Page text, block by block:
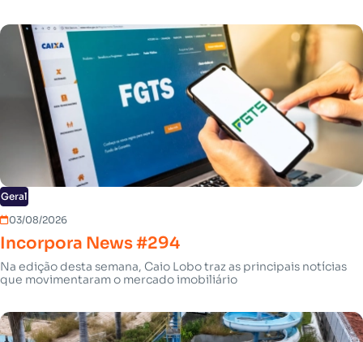
Geral
03/08/2026
Incorpora News #294
Na edição desta semana, Caio Lobo traz as principais notícias
que movimentaram o mercado imobiliário